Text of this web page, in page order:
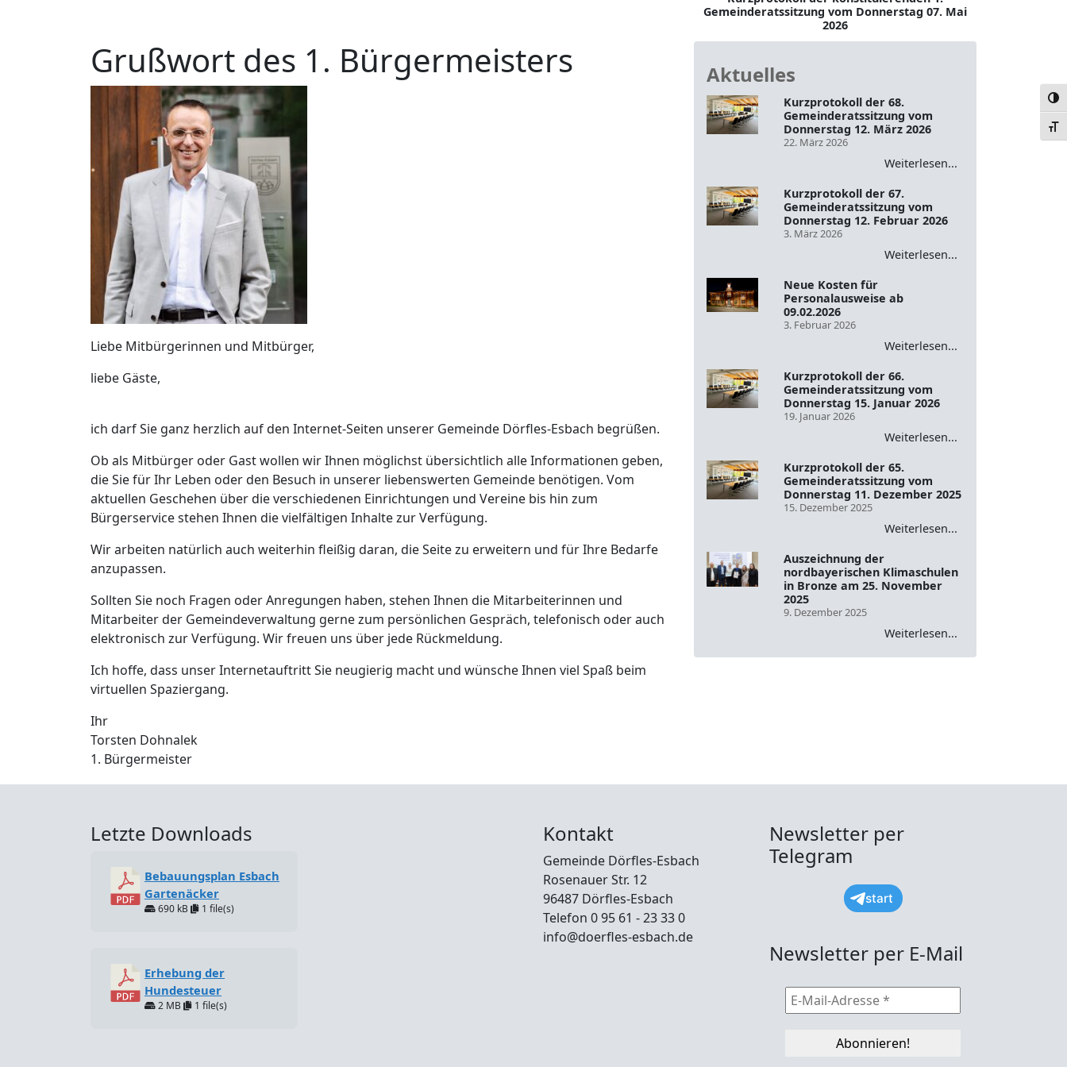
Gemeinderatssitzung vom Donnerstag 07. Mai
2026
Grußwort des 1. Bürgermeisters
Liebe Mitbürgerinnen und Mitbürger,
liebe Gäste,
ich darf Sie ganz herzlich auf den Internet-Seiten unserer Gemeinde Dörfles-Esbach begrüßen.
Ob als Mitbürger oder Gast wollen wir Ihnen möglichst übersichtlich alle Informationen geben,
die Sie für Ihr Leben oder den Besuch in unserer liebenswerten Gemeinde benötigen. Vom
aktuellen Geschehen über die verschiedenen Einrichtungen und Vereine bis hin zum
Bürgerservice stehen Ihnen die vielfältigen Inhalte zur Verfügung.
Wir arbeiten natürlich auch weiterhin fleißig daran, die Seite zu erweitern und für Ihre Bedarfe
anzupassen.
Sollten Sie noch Fragen oder Anregungen haben, stehen Ihnen die Mitarbeiterinnen und
Mitarbeiter der Gemeindeverwaltung gerne zum persönlichen Gespräch, telefonisch oder auch
elektronisch zur Verfügung. Wir freuen uns über jede Rückmeldung.
Ich hoffe, dass unser Internetauftritt Sie neugierig macht und wünsche Ihnen viel Spaß beim
virtuellen Spaziergang.
Ihr
Torsten Dohnalek
1. Bürgermeister
Aktuelles
Kurzprotokoll der 68.
Gemeinderatssitzung vom
Donnerstag 12. März 2026
22. März 2026
Weiterlesen...
Kurzprotokoll der 67.
Gemeinderatssitzung vom
Donnerstag 12. Februar 2026
3. März 2026
Weiterlesen...
Neue Kosten für
Personalausweise ab
09.02.2026
3. Februar 2026
Weiterlesen...
Kurzprotokoll der 66.
Gemeinderatssitzung vom
Donnerstag 15. Januar 2026
19. Januar 2026
Weiterlesen...
Kurzprotokoll der 65.
Gemeinderatssitzung vom
Donnerstag 11. Dezember 2025
15. Dezember 2025
Weiterlesen...
Auszeichnung der
nordbayerischen Klimaschulen
in Bronze am 25. November
2025
9. Dezember 2025
Weiterlesen...
Letzte Downloads
Bebauungsplan Esbach
Gartenäcker
690 kB 1 file(s)
Erhebung der
Hundesteuer
2 MB 1 file(s)
Kontakt
Gemeinde Dörfles-Esbach
Rosenauer Str. 12
96487 Dörfles-Esbach
Telefon 0 95 61 - 23 33 0
info@doerfles-esbach.de
Newsletter per
Telegram
start
Newsletter per E-Mail